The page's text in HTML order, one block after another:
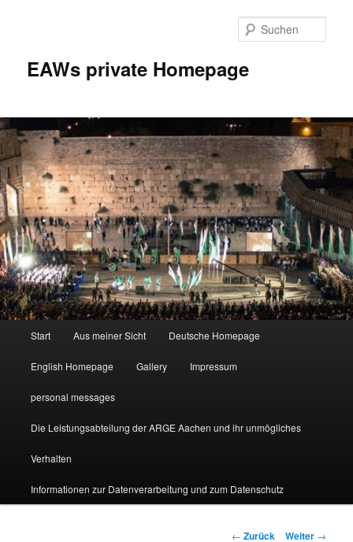
EAWs private Homepage
Start Aus meiner Sicht Deutsche Homepage
English Homepage Gallery Impressum
personal messages
Die Leistungsabteilung der ARGE Aachen und ihr unmögliches
Verhalten
Informationen zur Datenverarbeitung und zum Datenschutz
Beitragsnavigation
← Zurück Weiter →